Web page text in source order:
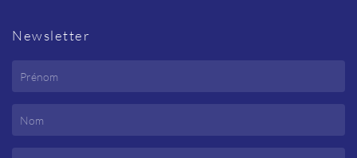
Newsletter